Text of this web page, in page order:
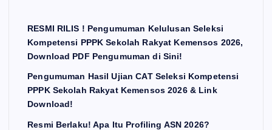
RESMI RILIS ! Pengumuman Kelulusan Seleksi
Kompetensi PPPK Sekolah Rakyat Kemensos 2026,
Download PDF Pengumuman di Sini!
Pengumuman Hasil Ujian CAT Seleksi Kompetensi
PPPK Sekolah Rakyat Kemensos 2026 & Link
Download!
Resmi Berlaku! Apa Itu Profiling ASN 2026?